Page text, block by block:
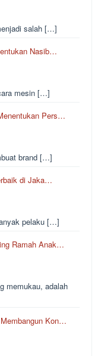
salah […]
Nasib…
mesin […]
Pers…
brand […]
di Jaka…
pelaku […]
Ramah Anak…
memukau, adalah
Kon…